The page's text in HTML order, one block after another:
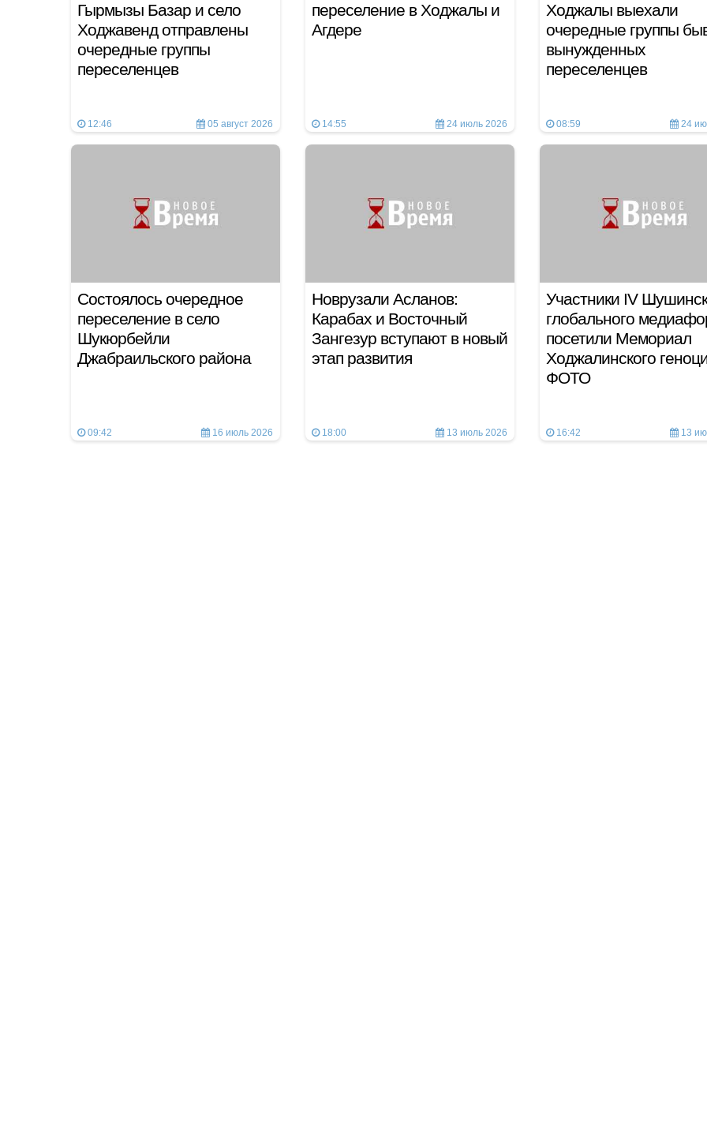
Гырмызы Базар и село
Ходжавенд отправлены
очередные группы
переселенцев
12:46 05 август 2026
переселение в Ходжалы и
Агдере
14:55 24 июль 2026
Ходжалы выехали
очередные группы
вынужденных
переселенцев
08:59 24
Состоялось очередное
переселение в село
Шукюрбейли
Джабраильского района
09:42 16 июль 2026
Новрузали Асланов:
Карабах и Восточный
Зангезур вступают в новый
этап развития
18:00 13 июль 2026
Участники IV
глобального
посетили Мемориал
Ходжалинского
ФОТО
16:42 13